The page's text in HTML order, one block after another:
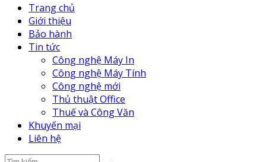
Trang chủ
Giới thiệu
Bảo hành
Tin tức
Công nghệ Máy In
Công nghệ Máy Tính
Công nghệ mới
Thủ thuật Office
Thuế và Công Văn
Khuyến mại
Liên hệ